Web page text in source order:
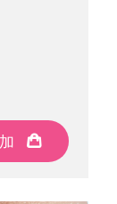
Set
PAP gel
set
LED mask
日期 2026/8/9